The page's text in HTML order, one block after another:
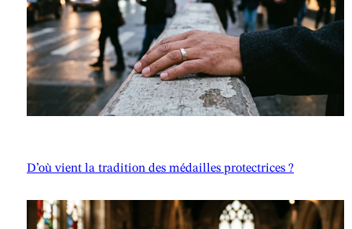
D’où vient la tradition des médailles protectrices ?